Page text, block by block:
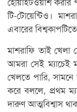
টি-টোয়েন্টিও।
এবারের
মাশরাফি তাই খেলা
আমরা সেই ম্যাচেই
খেলতে পারি,
করে বললে, প্রথম
দারুণ আত্মবিশ্বাস